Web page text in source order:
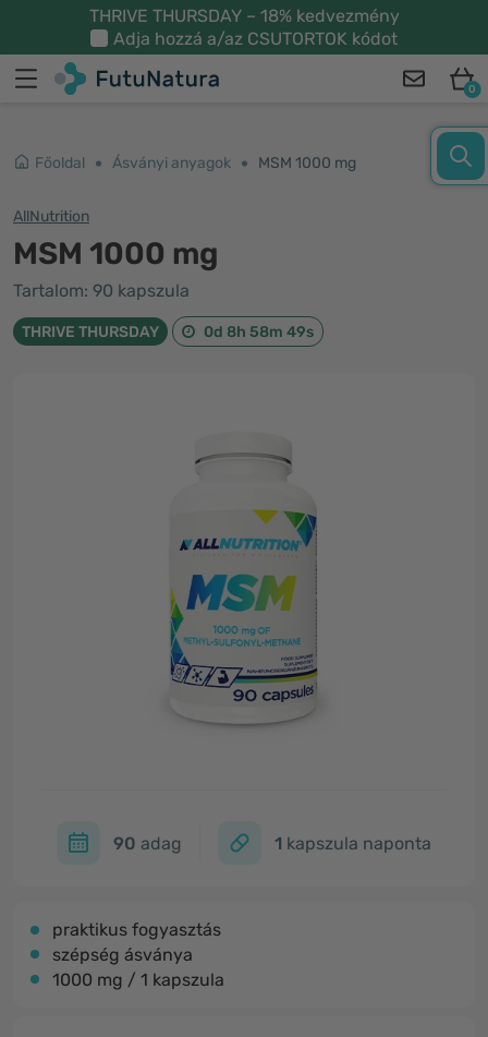
THRIVE THURSDAY – 18% kedvezmény
Adja hozzá a/az CSUTORTOK kódot
0
Főoldal Ásványi anyagok MSM 1000 mg
AllNutrition
MSM 1000 mg
Tartalom: 90 kapszula
THRIVE THURSDAY 0d 8h 58m 49s
90 adag 1 kapszula naponta
praktikus fogyasztás
szépség ásványa
1000 mg / 1 kapszula